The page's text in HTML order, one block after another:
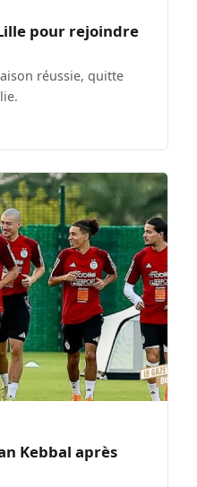
pour rejoindre
réussie, quitte
Kebbal après